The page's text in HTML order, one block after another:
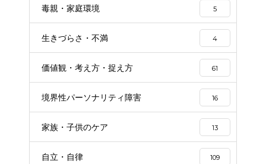
毒親・家庭環境 5
生きづらさ・不満 4
価値観・考え方・捉え方 61
境界性パーソナリティ障害 16
家族・子供のケア 13
自立・自律 109